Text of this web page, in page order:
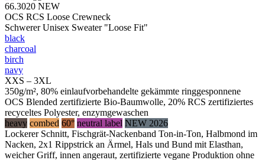
66.3020 NEW
OCS RCS Loose Crewneck
Schwerer Unisex Sweater "Loose Fit"
black
charcoal
birch
navy
XXS – 3XL
350g/m², 80% einlaufvorbehandelte gekämmte ringgesponnene
OCS Blended zertifizierte Bio-Baumwolle, 20% RCS zertifiziertes
recyceltes Polyester, enzymgewaschen
heavy combed 60° neutral label NEW 2026
Lockerer Schnitt, Fischgrät-Nackenband Ton-in-Ton, Halbmond im
Nacken, 2x1 Rippstrick an Ärmel, Hals und Bund mit Elasthan,
weicher Griff, innen angeraut, zertifizierte vegane Produktion ohne